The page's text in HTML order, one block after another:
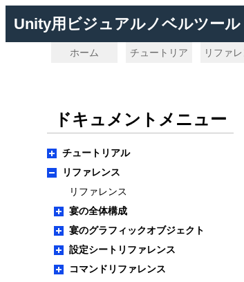
Unity用ビジュアルノベルツール
ホーム
チュートリア
リファ
ドキュメントメニュー
チュートリアル
リファレンス
リファレンス
宴の全体構成
宴のグラフィックオブジェクト
設定シートリファレンス
コマンドリファレンス